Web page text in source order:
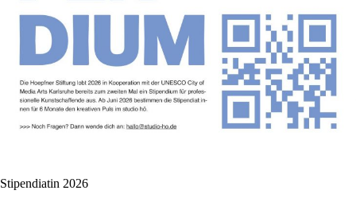
Stipendiatin 2026